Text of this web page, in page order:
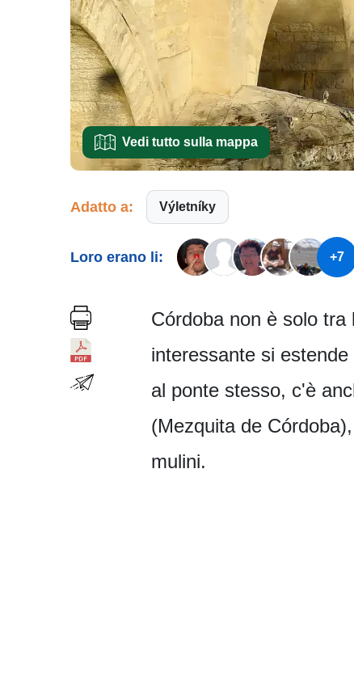
Vedi tutto sulla mappa
Adatto a: Výletníky
Loro erano li: +7
Córdoba non è solo
interessante si
al ponte stesso, c'è
(Mezquita de
mulini.